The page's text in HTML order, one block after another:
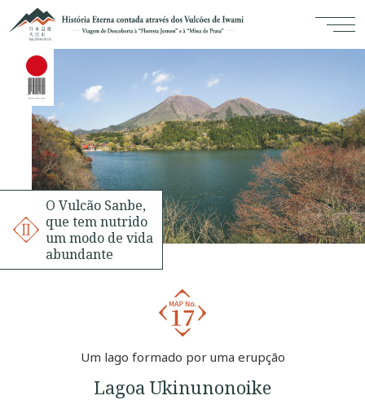
O Vulcão Sanbe,
que tem nutrido
um modo de vida
abundante
Um lago formado por uma erupção
Lagoa Ukinunonoike